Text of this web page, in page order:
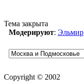
Тема закрыта
Модерируют: Эльмир
Copyright © 2002